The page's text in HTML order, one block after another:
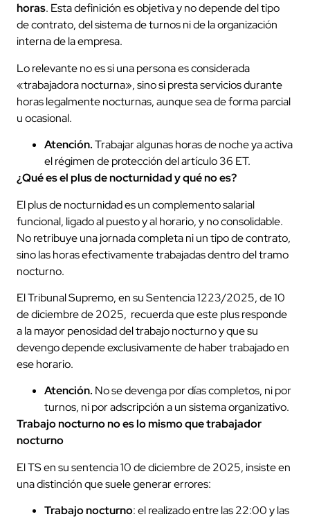
horas. Esta definición es objetiva y no depende del tipo
de contrato, del sistema de turnos ni de la organización
interna de la empresa.
Lo relevante no es si una persona es considerada
«trabajadora nocturna», sino si presta servicios durante
horas legalmente nocturnas, aunque sea de forma parcial
u ocasional.
Atención.Trabajar algunas horas de noche ya activa
el régimen de protección del artículo 36 ET.
¿Qué es el plus de nocturnidad y qué no es?
El plus de nocturnidad es un complemento salarial
funcional, ligado al puesto y al horario, y no consolidable.
No retribuye una jornada completa ni un tipo de contrato,
sino las horas efectivamente trabajadas dentro del tramo
nocturno.
El Tribunal Supremo, en su Sentencia 1223/2025, de 10
de diciembre de 2025, recuerda que este plus responde
a la mayor penosidad del trabajo nocturno y que su
devengo depende exclusivamente de haber trabajado en
ese horario.
Atención. No se devenga por días completos, ni por
turnos, ni por adscripción a un sistema organizativo.
Trabajo nocturno no es lo mismo que trabajador
nocturno
El TS en su sentencia 10 de diciembre de 2025, insiste en
una distinción que suele generar errores:
Trabajo nocturno: el realizado entre las 22:00 y las